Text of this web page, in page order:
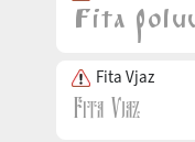
Fita Vjaz